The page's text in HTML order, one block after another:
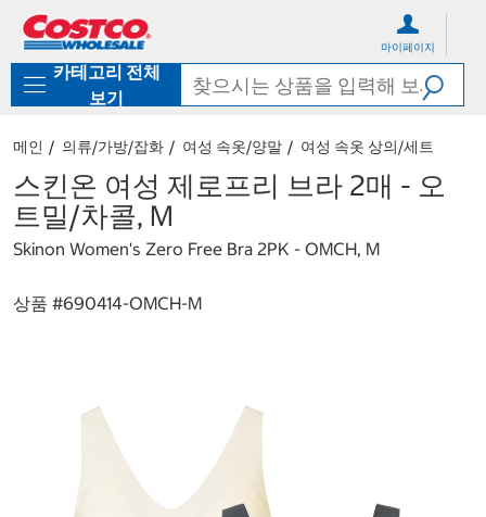
로
기
가
마이페이지
카테고리 전체
보기
메인 의류/가방/잡화 여성 속옷/양말 여성 속옷 상의/세트
스킨온 여성 제로프리 브라 2매 - 오
트밀/차콜, M
Skinon Women's Zero Free Bra 2PK - OMCH, M
상품 #690414-OMCH-M